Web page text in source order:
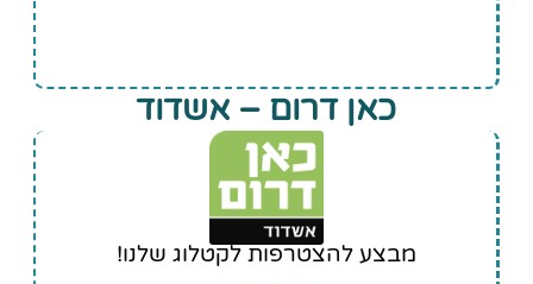
כאן דרום – אשדוד
מבצע להצטרפות לקטלוג שלנו!